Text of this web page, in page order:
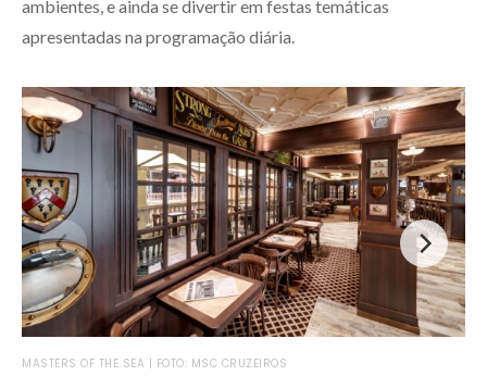
ambientes, e ainda se divertir em festas temáticas
apresentadas na programação diária.
MASTERS OF THE SEA | FOTO: MSC CRUZEIROS